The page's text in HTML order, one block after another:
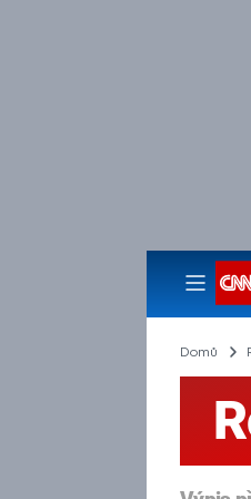
Domů